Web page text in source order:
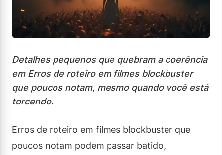
Detalhes pequenos que quebram a coerência
em Erros de roteiro em filmes blockbuster
que poucos notam, mesmo quando você está
torcendo.
Erros de roteiro em filmes blockbuster que
poucos notam podem passar batido,